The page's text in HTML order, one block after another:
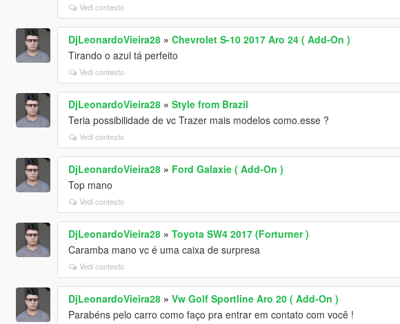
Vedi contesto
DjLeonardoVieira28» Chevrolet S-10 2017 Aro 24 ( Add-On )
Tirando o azul tá perfeito
Vedi contesto
DjLeonardoVieira28» Style from Brazil
Teria possibilidade de vc Trazer mais modelos como.esse ?
Vedi contesto
DjLeonardoVieira28» Ford Galaxie ( Add-On )
Top mano
Vedi contesto
DjLeonardoVieira28» Toyota SW4 2017 (Forturner )
Caramba mano vc é uma caixa de surpresa
Vedi contesto
DjLeonardoVieira28» Vw Golf Sportline Aro 20 ( Add-On )
Parabéns pelo carro como faço pra entrar em contato com você !